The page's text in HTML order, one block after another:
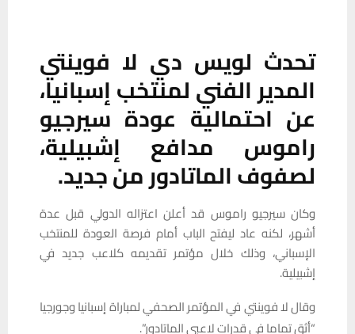
تحدث لويس دي لا فوينتي
المدير الفني لمنتخب إسبانيا،
عن احتمالية عودة سيرجيو
راموس مدافع إشبيلية،
لصفوف الماتادور من جديد.
وكان سيرجيو راموس قد أعلن اعتزاله الدولي قبل عدة
أشهر، لكنه عاد ليفتح الباب أمام فرصة العودة للمنتخب
الإسباني، وذلك خلال مؤتمر تقديمه كلاعب جديد في
إشبيلية.
وقال لا فوينتي في المؤتمر الصحفي لمباراة إسبانيا وجورجيا
“أثق تماما في قدرات لاعبي الماتادور”.